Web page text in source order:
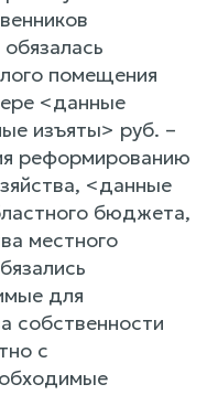
помещения
<данные
изъяты> руб. –
реформированию
<данные
бюджета,
местного
для
собственности
с